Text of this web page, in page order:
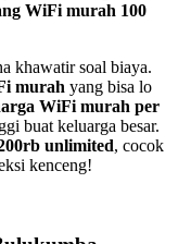
WiFi murah 100
khawatir soal biaya.
murah yang bisa lo
WiFi murah per
buat keluarga besar.
unlimited, cocok
kenceng!